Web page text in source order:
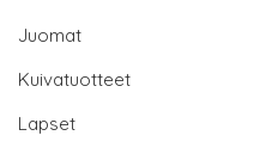
Juomat
Kuivatuotteet
Lapset